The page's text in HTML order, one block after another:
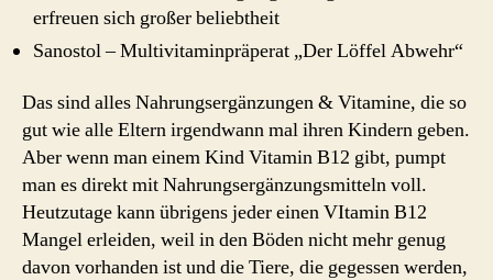
erfreuen sich großer beliebtheit
Sanostol – Multivitaminpräperat „Der Löffel Abwehr“
Das sind alles Nahrungsergänzungen & Vitamine, die so
gut wie alle Eltern irgendwann mal ihren Kindern geben.
Aber wenn man einem Kind Vitamin B12 gibt, pumpt
man es direkt mit Nahrungsergänzungsmitteln voll.
Heutzutage kann übrigens jeder einen VItamin B12
Mangel erleiden, weil in den Böden nicht mehr genug
davon vorhanden ist und die Tiere, die gegessen werden,